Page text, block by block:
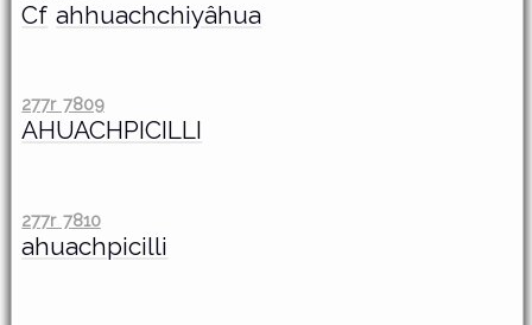
Cf ahhuachchiyâhua
277r 7809
AHUACHPICILLI
277r 7810
ahuachpicilli